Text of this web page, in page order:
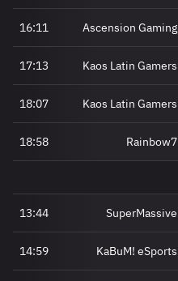
16:11 Ascension Gaming
17:13 Kaos Latin Gamers
18:07 Kaos Latin Gamers
18:58 Rainbow7
13:44 SuperMassive
14:59 KaBuM! eSports